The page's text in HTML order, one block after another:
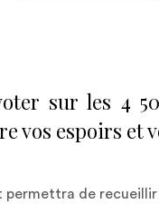
sur les 4
vos espoirs et
permettra de recueillir